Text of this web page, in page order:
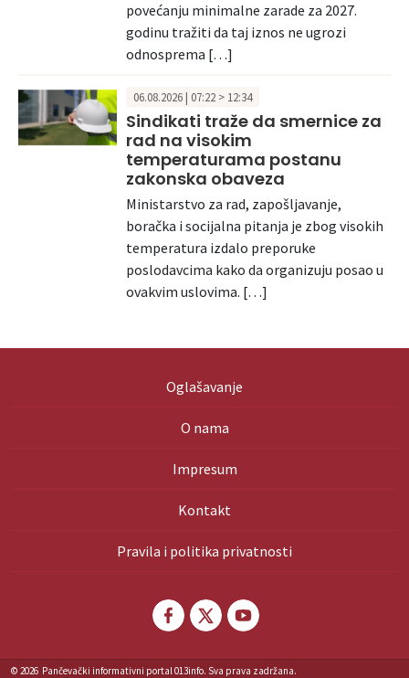
povećanju minimalne zarade za 2027.
godinu tražiti da taj iznos ne ugrozi
odnosprema […]
06.08.2026 | 07:22 > 12:34
Sindikati traže da smernice za
rad na visokim
temperaturama postanu
zakonska obaveza
Ministarstvo za rad, zapošljavanje,
boračka i socijalna pitanja je zbog visokih
temperatura izdalo preporuke
poslodavcima kako da organizuju posao u
ovakvim uslovima. […]
Oglašavanje
O nama
Impresum
Kontakt
Pravila i politika privatnosti
© 2026 Pančevački informativni portal 013info. Sva prava zadržana.